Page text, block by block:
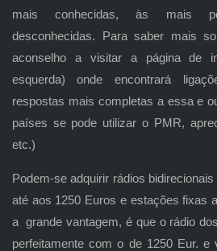
mais conhecidas, às mais
desconhecidas. Para saber mais
aconselho a visitar a página de
esquerda) onde encontrará
respostas mais completas a essa e
países se pode utilizar o PMR,
etc.)
Podem-se adquirir rádios
até aos 1250 Euros e estações fixas
a grande vantagem, é que o rádio
perfeitamente com o de 1250 Eur.